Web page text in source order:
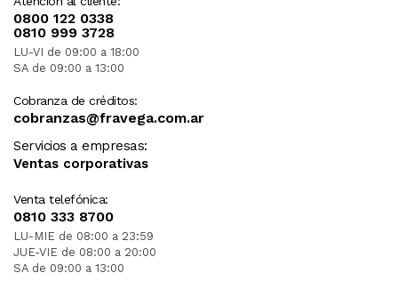
0800 122 0338
0810 999 3728
LU-VI de 09:00 a 18:00
SA de 09:00 a 13:00
Cobranza de créditos:
cobranzas@fravega.com.ar
Servicios a empresas:
Ventas corporativas
Venta telefónica:
0810 333 8700
LU-MIE de 08:00 a 23:59
JUE-VIE de 08:00 a 20:00
SA de 09:00 a 13:00